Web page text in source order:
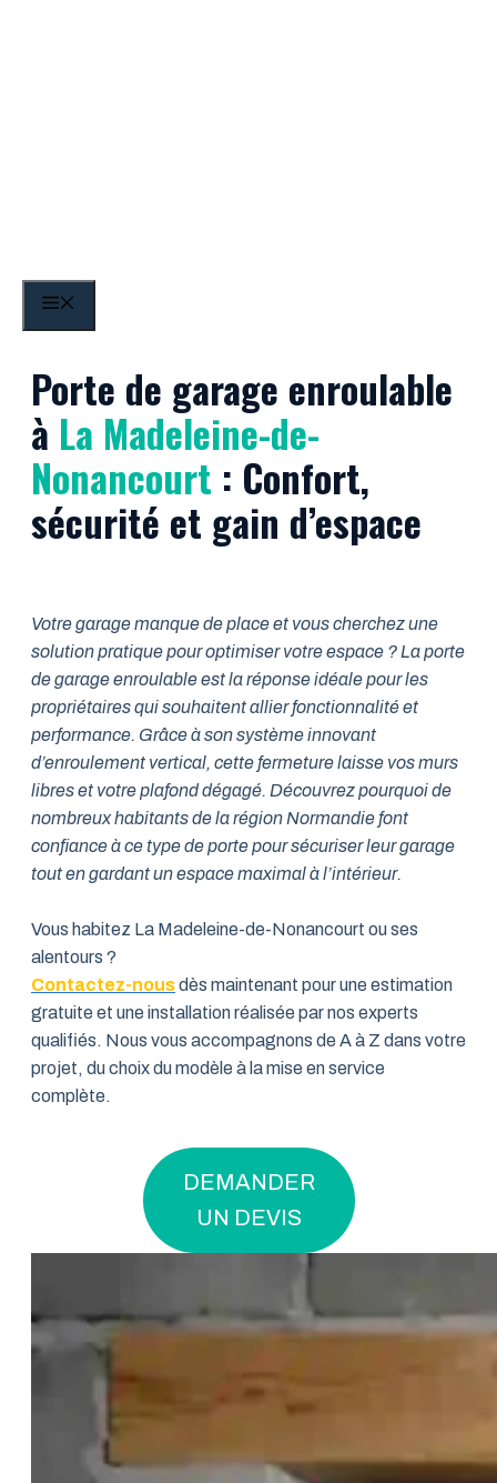
Nonancourt
Porte de garage enroulable
à La Madeleine-de-
Nonancourt : Confort,
sécurité et gain d’espace
Votre garage manque de place et vous cherchez une
solution pratique pour optimiser votre espace ? La porte
de garage enroulable est la réponse idéale pour les
propriétaires qui souhaitent allier fonctionnalité et
performance. Grâce à son système innovant
d’enroulement vertical, cette fermeture laisse vos murs
libres et votre plafond dégagé. Découvrez pourquoi de
nombreux habitants de la région Normandie font
confiance à ce type de porte pour sécuriser leur garage
tout en gardant un espace maximal à l’intérieur.
Vous habitez La Madeleine-de-Nonancourt ou ses
alentours ?
Contactez-nousdès maintenant pour une estimation
gratuite et une installation réalisée par nos experts
qualifiés. Nous vous accompagnons de A à Z dans votre
projet, du choix du modèle à la mise en service
complète.
DEMANDER
UN DEVIS